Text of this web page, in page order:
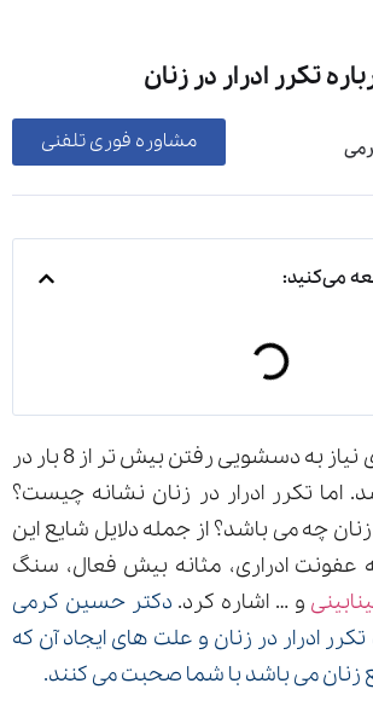
تکرر ادرار در زنان
مشاوره فوری تلفنی
می‌کنید:
تکرر ادرار به معنای نیاز به دسشویی رفتن بیش تر از 8 بار در
اما تکرر ادرار در زنان نشانه چیست؟
چه می باشد؟ از جمله دلایل شایع این
عفونت ادراری، مثانه بیش فعال، سنگ
و … اشاره کرد. دکتر حسین کرمی
تکرر ادرار در زنان و علت های ایجاد آن که
زنان می باشد با شما صحبت می کنند.
ارسال